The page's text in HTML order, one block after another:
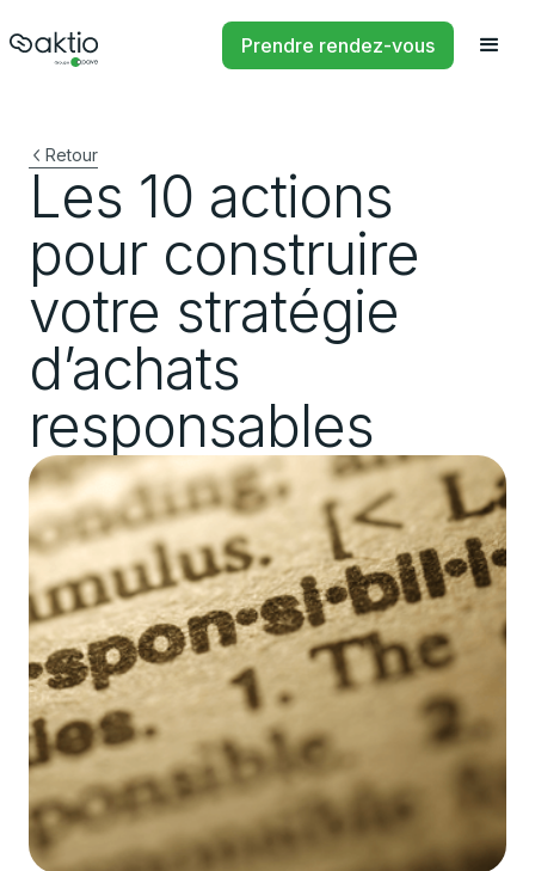
Prendre rendez-vous
Retour
Les 10 actions
pour construire
votre stratégie
d’achats
responsables